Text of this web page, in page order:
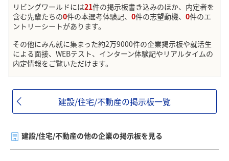
リビングワールドには21件の掲示板書き込みのほか、内定者を
含む先輩たちの0件の本選考体験記、 0件の志望動機、 0件のエ
ントリーシートがあります。
その他にみん就に集まった約2万9000件の企業掲示板や就活生
による面接、WEBテスト、インターン体験記やリアルタイムの
内定情報をご覧いただけます。
建設/住宅/不動産の掲示板一覧
建設/住宅/不動産の他の企業の掲示板を見る